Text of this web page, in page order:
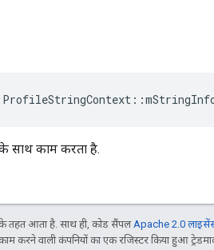
ProfileStringContext ::
साथ काम करता है.
तहत आता है. साथ ही, कोड सैंपलApache 2.0
वाली कंपनियों का एक रजिस्टर किया हुआ